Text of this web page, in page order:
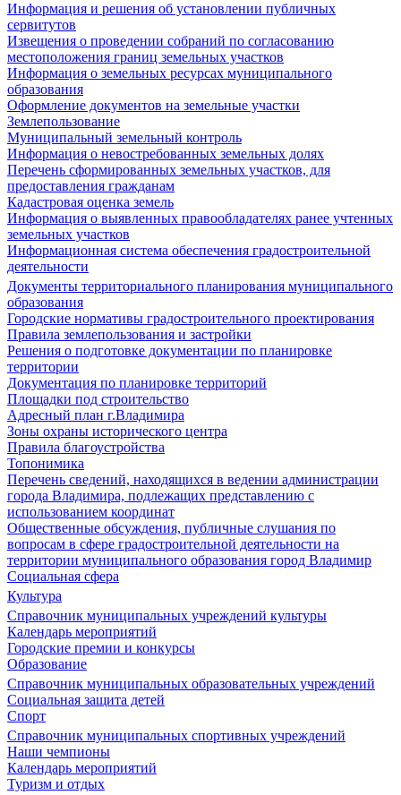
Информация и решения об установлении публичных
сервитутов
Извещения о проведении собраний по согласованию
местоположения границ земельных участков
Информация о земельных ресурсах муниципального
образования
Оформление документов на земельные участки
Землепользование
Муниципальный земельный контроль
Информация о невостребованных земельных долях
Перечень сформированных земельных участков, для
предоставления гражданам
Кадастровая оценка земель
Информация о выявленных правообладателях ранее учтенных
земельных участков
Информационная система обеспечения градостроительной
деятельности
Документы территориального планирования муниципального
образования
Городские нормативы градостроительного проектирования
Правила землепользования и застройки
Решения о подготовке документации по планировке
территории
Документация по планировке территорий
Площадки под строительство
Адресный план г.Владимира
Зоны охраны исторического центра
Правила благоустройства
Топонимика
Перечень сведений, находящихся в ведении администрации
города Владимира, подлежащих представлению с
использованием координат
Общественные обсуждения, публичные слушания по
вопросам в сфере градостроительной деятельности на
территории муниципального образования город Владимир
Социальная сфера
Культура
Справочник муниципальных учреждений культуры
Календарь мероприятий
Городские премии и конкурсы
Образование
Справочник муниципальных образовательных учреждений
Социальная защита детей
Спорт
Справочник муниципальных спортивных учреждений
Наши чемпионы
Календарь мероприятий
Туризм и отдых